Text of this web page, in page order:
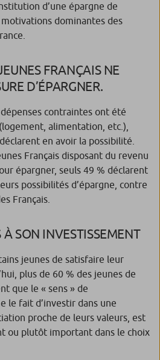
d’une épargne de
dominantes des
FRANÇAIS NE
D’ÉPARGNER.
contraintes ont été
alimentation, etc.),
en avoir la possibilité.
Français disposant du revenu
épargner, seuls 49 % déclarent
possibilités d’épargne, contre
Français.
SON INVESTISSEMENT
jeunes de satisfaire leur
plus de 60 % des jeunes de
que le « sens » de
le fait d’investir dans une
proche de leurs valeurs, est
ou plutôt important dans le choix